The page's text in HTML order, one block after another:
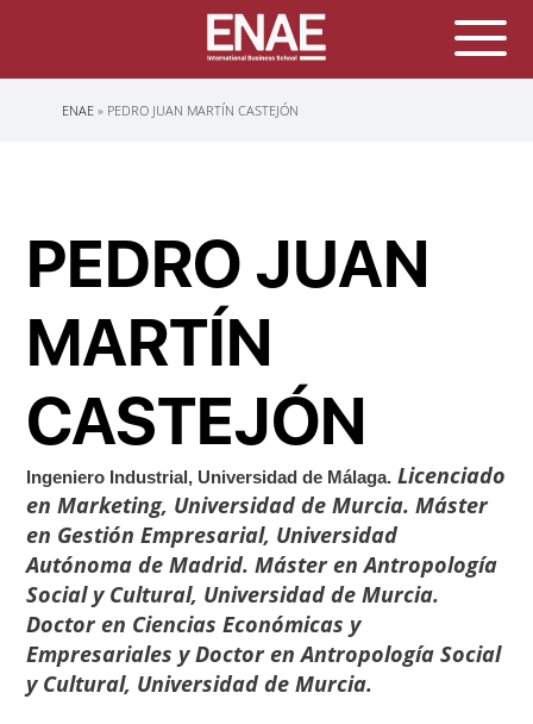
Sobrescribir
ENAE PEDRO JUAN MARTÍN CASTEJÓN
PEDRO JUAN
MARTÍN
CASTEJÓN
Ingeniero Industrial, Universidad de Málaga. Licenciado
en Marketing, Universidad de Murcia. Máster
en Gestión Empresarial, Universidad
Autónoma de Madrid. Máster en Antropología
Social y Cultural, Universidad de Murcia.
Doctor en Ciencias Económicas y
Empresariales y Doctor en Antropología Social
y Cultural, Universidad de Murcia.